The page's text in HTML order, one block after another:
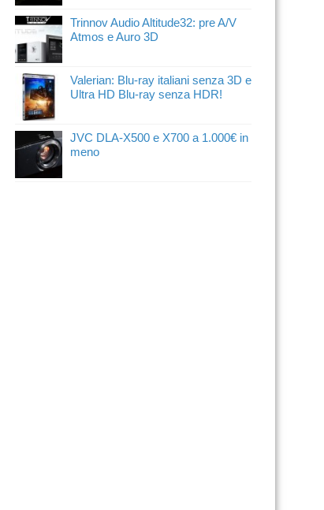
Trinnov Audio Altitude32: pre A/V
Atmos e Auro 3D
Valerian: Blu-ray italiani senza 3D e
Ultra HD Blu-ray senza HDR!
JVC DLA-X500 e X700 a 1.000€ in
meno